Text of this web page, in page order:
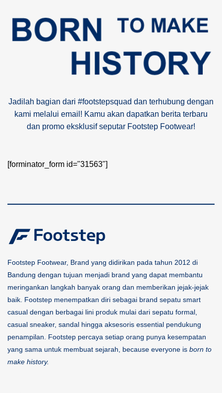
Jadilah bagian dari #footstepsquad dan terhubung dengan
kami melalui email! Kamu akan dapatkan berita terbaru
dan promo eksklusif seputar Footstep Footwear!
[forminator_form id="31563"]
Footstep Footwear, Brand yang didirikan pada tahun 2012 di
Bandung dengan tujuan menjadi brand yang dapat membantu
meringankan langkah banyak orang dan memberikan jejak-jejak
baik. Footstep menempatkan diri sebagai brand sepatu smart
casual dengan berbagai lini produk mulai dari sepatu formal,
casual sneaker, sandal hingga aksesoris essential pendukung
penampilan. Footstep percaya setiap orang punya kesempatan
yang sama untuk membuat sejarah, because everyone is born to
make history.